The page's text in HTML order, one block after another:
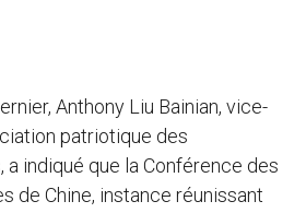
Anthony Liu Bainian, vice-
patriotique des
a indiqué que la Conférence des
de Chine, instance réunissant